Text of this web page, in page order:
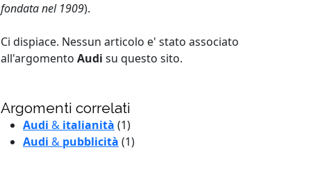
fondata nel 1909).
Ci dispiace. Nessun articolo e' stato associato
all'argomento Audi su questo sito.
Argomenti correlati
Audi & italianità (1)
Audi & pubblicità (1)